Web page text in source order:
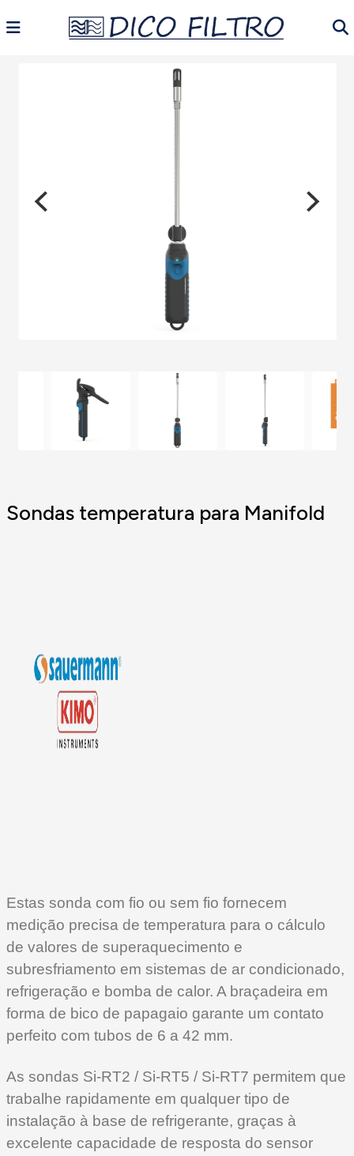
Sondas temperatura para Manifold
Estas sonda com fio ou sem fio fornecem
medição precisa de temperatura para o cálculo
de valores de superaquecimento e
subresfriamento em sistemas de ar condicionado,
refrigeração e bomba de calor. A braçadeira em
forma de bico de papagaio garante um contato
perfeito com tubos de 6 a 42 mm.
As sondas Si-RT2 / Si-RT5 / Si-RT7 permitem que
trabalhe rapidamente em qualquer tipo de
instalação à base de refrigerante, graças à
excelente capacidade de resposta do sensor